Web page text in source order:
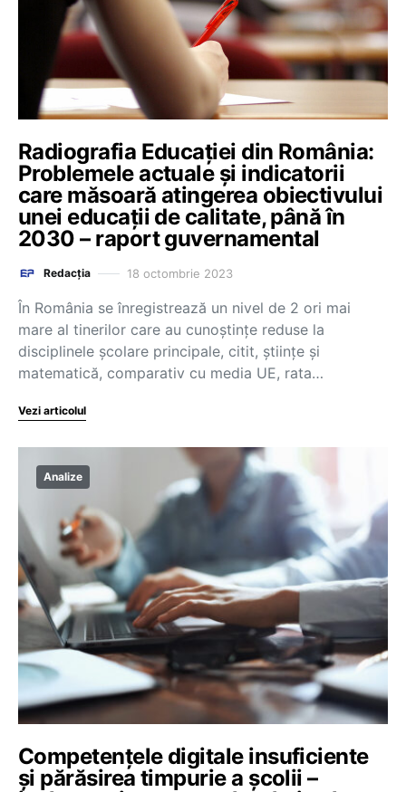
Radiografia Educației din România:
Problemele actuale și indicatorii
care măsoară atingerea obiectivului
unei educații de calitate, până în
2030 – raport guvernamental
Redacția 18 octombrie 2023
În România se înregistrează un nivel de 2 ori mai
mare al tinerilor care au cunoștințe reduse la
disciplinele școlare principale, citit, științe și
matematică, comparativ cu media UE, rata…
Vezi articolul
Analize
Competențele digitale insuficiente
și părăsirea timpurie a școlii –